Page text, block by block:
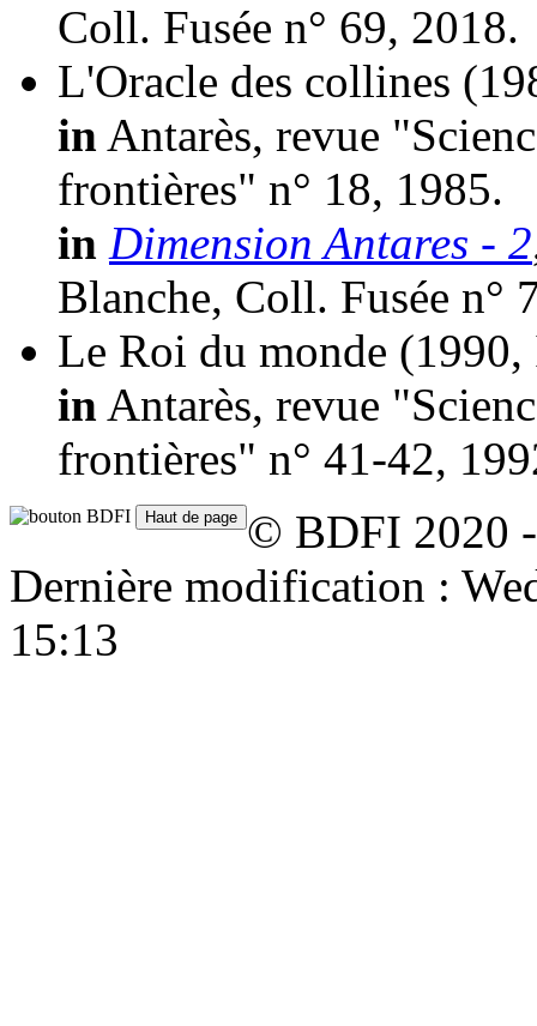
Coll. Fusée n° 69, 2018.
L'Oracle des collines
in Antarès, revue
frontières" n° 18, 1985.
in Dimension Antares - 2
Blanche, Coll. Fusée n°
Le Roi du monde (1990,
in Antarès, revue
frontières" n° 41-42,
© BDFI 2020
Dernière modification :
15:13